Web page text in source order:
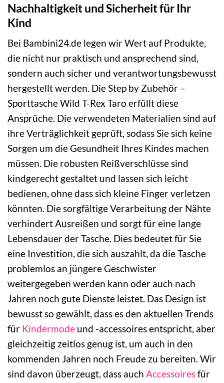
Nachhaltigkeit und Sicherheit für Ihr
Kind
Bei Bambini24.de legen wir Wert auf Produkte,
die nicht nur praktisch und ansprechend sind,
sondern auch sicher und verantwortungsbewusst
hergestellt werden. Die Step by Zubehör –
Sporttasche Wild T-Rex Taro erfüllt diese
Ansprüche. Die verwendeten Materialien sind auf
ihre Verträglichkeit geprüft, sodass Sie sich keine
Sorgen um die Gesundheit Ihres Kindes machen
müssen. Die robusten Reißverschlüsse sind
kindgerecht gestaltet und lassen sich leicht
bedienen, ohne dass sich kleine Finger verletzen
könnten. Die sorgfältige Verarbeitung der Nähte
verhindert Ausreißen und sorgt für eine lange
Lebensdauer der Tasche. Dies bedeutet für Sie
eine Investition, die sich auszahlt, da die Tasche
problemlos an jüngere Geschwister
weitergegeben werden kann oder auch nach
Jahren noch gute Dienste leistet. Das Design ist
bewusst so gewählt, dass es den aktuellen Trends
für Kindermode und -accessoires entspricht, aber
gleichzeitig zeitlos genug ist, um auch in den
kommenden Jahren noch Freude zu bereiten. Wir
sind davon überzeugt, dass auch Accessoiresfür